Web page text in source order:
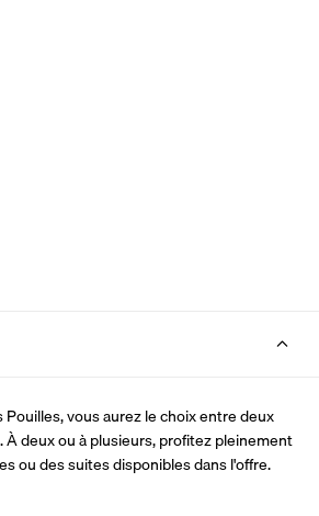
Pouilles, vous aurez le choix entre deux
deux ou à plusieurs, profitez pleinement
ou des suites disponibles dans l'offre.